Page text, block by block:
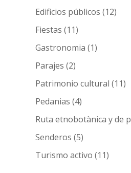
Edificios públicos (12)
Fiestas (11)
Gastronomia (1)
Parajes (2)
Patrimonio cultural (11)
Pedanias (4)
Ruta etnobotànica y de
Senderos (5)
Turismo activo (11)